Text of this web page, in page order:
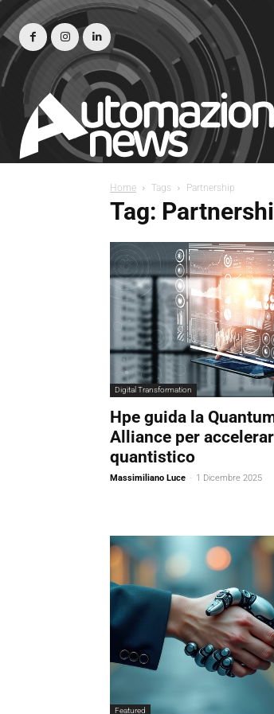
Home Tags Partnership
Tag:
Digital Transformation
Hpe guida la
Alliance per
quantistico
Massimiliano Luce - 1 Dicembre 2025
Featured